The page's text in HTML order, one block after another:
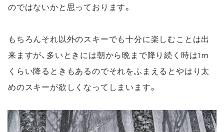
のではないかと思っております。
もちろんそれ以外のスキーでも十分に楽しむことは出
来ますが、多いときには朝から晩まで降り続く時は1m
くらい降るときもあるのでそれをふまえるとやはり太
めのスキーが欲しくなってしまいます。